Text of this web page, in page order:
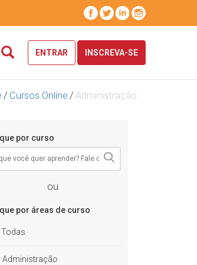
ENTRAR INSCREVA-SE
/ Cursos Online / Administração
por curso
ou
por áreas de curso
Todas
Administração